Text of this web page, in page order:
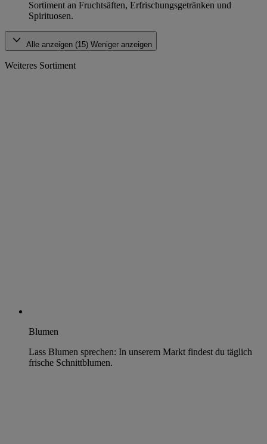
Sortiment an Fruchtsäften, Erfrischungsgetränken und
Spirituosen.
Alle anzeigen (15) Weniger anzeigen
Weiteres Sortiment
Blumen
Lass Blumen sprechen: In unserem Markt findest du täglich
frische Schnittblumen.